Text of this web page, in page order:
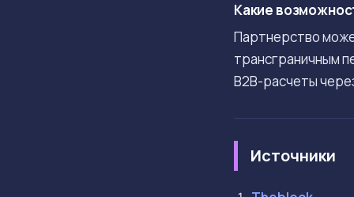
Какие
Партнерство
трансграничным
B2B-расчеты
Источники